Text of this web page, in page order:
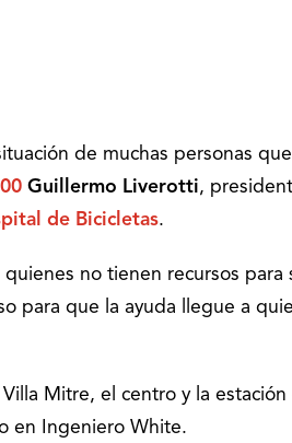
de muchas personas
Guillermo Liverotti,
de Bicicletas.
no tienen recursos para
para que la ayuda llegue a
Mitre, el centro y la
en Ingeniero White.